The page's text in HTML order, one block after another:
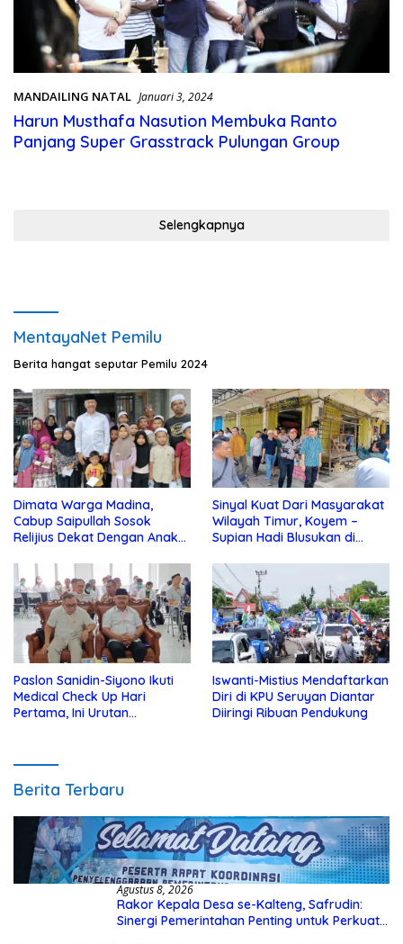
MANDAILING NATAL Januari 3, 2024
Harun Musthafa Nasution Membuka Ranto
Panjang Super Grasstrack Pulungan Group
Selengkapnya
MentayaNet Pemilu
Berita hangat seputar Pemilu 2024
Dimata Warga Madina,
Cabup Saipullah Sosok
Relijius Dekat Dengan Anak
Sinyal Kuat Dari Masyarakat
Wilayah Timur, Koyem –
Supian Hadi Blusukan di
Paslon Sanidin-Siyono Ikuti
Medical Check Up Hari
Pertama, Ini Urutan
Iswanti-Mistius Mendaftarkan
Diri di KPU Seruyan Diantar
Diiringi Ribuan Pendukung
Berita Terbaru
Agustus 8, 2026
Rakor Kepala Desa se-Kalteng, Safrudin:
Sinergi Pemerintahan Penting untuk Perkuat